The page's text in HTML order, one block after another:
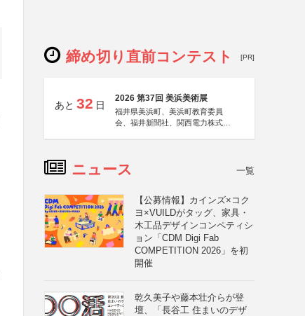
締め切り直前コンテスト [PR]
あと 32 日
2026 第37回 美浜美術展
福井県美浜町、美浜町教育委員
会、福井新聞社、関西電力株式会
ニュース 一覧
【公募情報】カインズ×コク
ヨ×VUILDがタッグ、家具・
木工品デザインコンペティシ
ョン「CDM Digi Fab
COMPETITION 2026」を初
開催
乾久美子や藤本壮介らが登
壇、「長谷工 住まいのデザ